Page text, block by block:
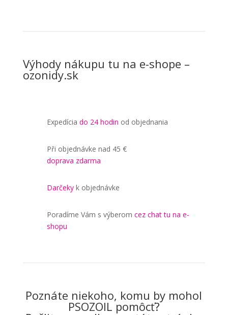
Výhody nákupu tu na e-shope –
ozonidy.sk
Expedícia do 24 hodin od objednania
Při objednávke nad 45 €
doprava zdarma
Darčeky k objednávke
Poradíme Vám s výberom cez chat tu na e-
shopu
Poznáte niekoho, komu by mohol
PSOZOIL pomôcť?